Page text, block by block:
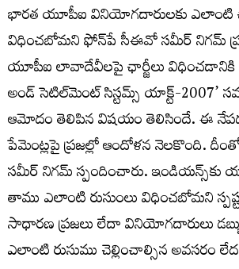
భారత యూపీఐ వినియోగదారులకు ఎలాంటి
విధించబోమని ఫోన్‌పే సీఈవో సమీర్‌ నిగమ్‌
యూపీఐ లావాదేవీలపై ఛార్జీలు విధించడానికి
అండ్ సెటిల్‌మెంట్ సిస్టమ్స్ యాక్ట్-2007’
ఆమోదం తెలిపిన విషయం తెలిసిందే. ఈ
పేమెంట్లపై ప్రజల్లో ఆందోళన నెలకొంది.
సమీర్‌ నిగమ్‌ స్పందించారు.
తాము ఎలాంటి రుసుంలు విధించబోమని
సాధారణ ప్రజలు లేదా వినియోగదారులు
ఎలాంటి రుసుము చెల్లించాల్సిన అవసరం